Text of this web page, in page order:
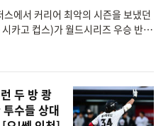
에서 커리어 최악의 시즌을 보냈던
카고 컵스)가 월드시리즈 우승 반지
두 방 쾅
수들 상대